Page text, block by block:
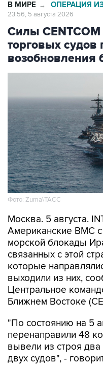
В МИРЕ → ОПЕРАЦИЯ
23:56, 5 августа 2026
Силы
торговых судов
возобновления
Фото: Zuma\ТАСС
Москва. 5 августа.
Американские ВМС
морской блокады
связанных с этой
которые
выходили из них,
Центральное
Ближнем Востоке
"По состоянию на 5
перенаправили 48
вывели из строя
двух судов", -